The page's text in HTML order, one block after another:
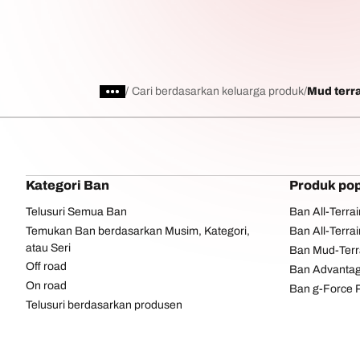
/ Cari berdasarkan keluarga produk Mud
Kategori Ban
Telusuri Semua Ban
Temukan Ban berdasarkan Musim, Kategori,
atau Seri
Off road
On road
Telusuri berdasarkan produsen
Produk
Ban All-
Ban All-
Ban Mud-
Ban
Ban g-Force